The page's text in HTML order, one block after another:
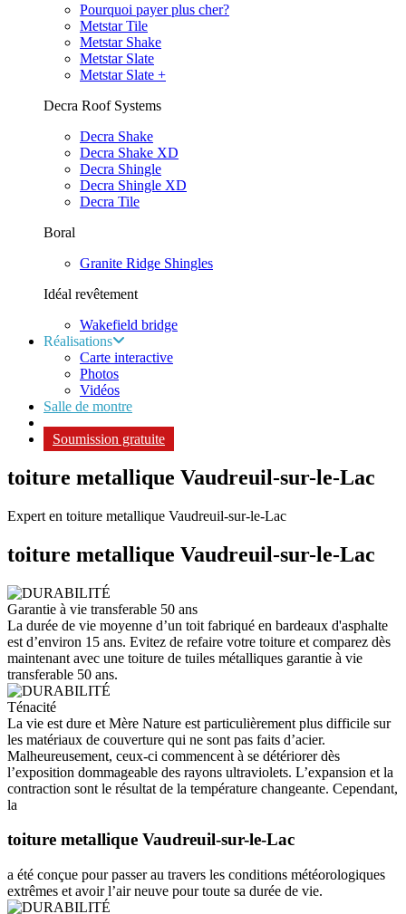
Pourquoi payer plus cher?
Metstar Tile
Metstar Shake
Metstar Slate
Metstar Slate +
Decra Roof Systems
Decra Shake
Decra Shake XD
Decra Shingle
Decra Shingle XD
Decra Tile
Boral
Granite Ridge Shingles
Idéal revêtement
Wakefield bridge
Réalisations
Carte interactive
Photos
Vidéos
Salle de montre
Soumission gratuite
toiture metallique Vaudreuil-sur-le-Lac
Expert en toiture metallique Vaudreuil-sur-le-Lac
toiture metallique Vaudreuil-sur-le-Lac
Garantie à vie transferable 50 ans
La durée de vie moyenne d’un toit fabriqué en bardeaux d'asphalte
est d’environ 15 ans. Evitez de refaire votre toiture et comparez dès
maintenant avec une toiture de tuiles métalliques garantie à vie
transferable 50 ans.
Ténacité
La vie est dure et Mère Nature est particulièrement plus difficile sur
les matériaux de couverture qui ne sont pas faits d’acier.
Malheureusement, ceux-ci commencent à se détériorer dès
l’exposition dommageable des rayons ultraviolets. L’expansion et la
contraction sont le résultat de la température changeante. Cependant,
la
toiture metallique Vaudreuil-sur-le-Lac
a été conçue pour passer au travers les conditions météorologiques
extrêmes et avoir l’air neuve pour toute sa durée de vie.